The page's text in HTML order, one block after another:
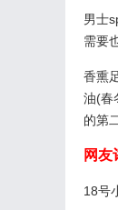
男士
需要
香熏
油(春
的第
网友
18号